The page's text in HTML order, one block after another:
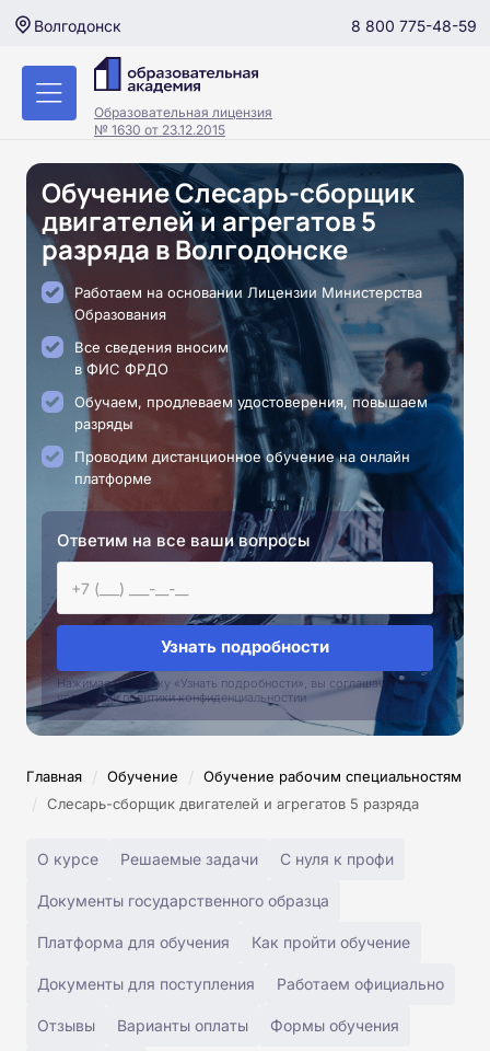
Волгодонск 8 800 775-48-59
Образовательная лицензия
№ 1630 от 23.12.2015
Обучение Слесарь-сборщик
двигателей и агрегатов 5
разряда в Волгодонске
Работаем на основании Лицензии Министерства
Образования
Все сведения вносим
в ФИС ФРДО
Обучаем, продлеваем удостоверения, повышаем
разряды
Проводим дистанционное обучение на онлайн
платформе
Ответим на все ваши вопросы
Узнать подробности
Нажимая на кнопку «Узнать подробности», вы соглашаетесь с
условиями политики конфиденциальностии
Главная / Обучение / Обучение рабочим специальностям
/ Слесарь-сборщик двигателей и агрегатов 5 разряда
О курсе Решаемые задачи С нуля к профи
Документы государственного образца
Платформа для обучения Как пройти обучение
Документы для поступления Работаем официально
Отзывы Варианты оплаты Формы обучения